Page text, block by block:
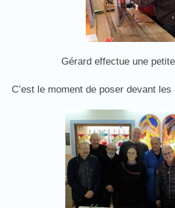
Gérard effectue une
C’est le moment de poser devant